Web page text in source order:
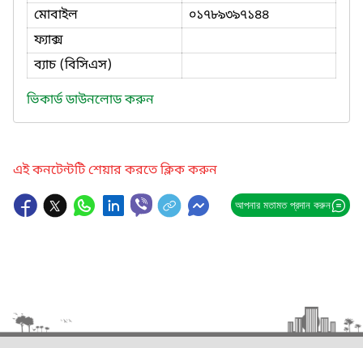
মোবাইল
০১৭৮৯৩৯৭১৪৪
ফ্যাক্স
ব্যাচ (বিসিএস)
ভিকার্ড ডাউনলোড করুন
এই কনটেন্টটি শেয়ার করতে ক্লিক করুন
আপনার মতামত প্রদান করুন